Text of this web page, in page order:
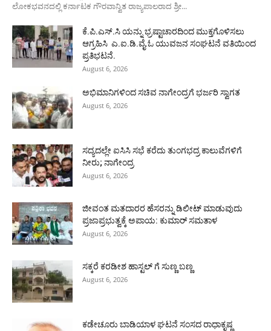
ಲೋಕಭವನದಲ್ಲಿ ಕರ್ನಾಟಕ ಗೌರವಾನ್ವಿತ ರಾಜ್ಯಪಾಲರಾದ ಶ್ರೀ...
ಕೆ.ಪಿ.ಎಸ್.ಸಿ ಯನ್ನು ಭ್ರಷ್ಟಾಚಾರದಿಂದ ಮುಕ್ತಗೊಳಿಸಲು
ಆಗ್ರಹಿಸಿ ಎ.ಐ.ಡಿ.ವೈ.ಓ ಯುವಜನ ಸಂಘಟನೆ ವತಿಯಿಂದ
ಪ್ರತಿಭಟನೆ.
August 6, 2026
ಅಭಿಮಾನಿಗಳಿಂದ ಸಚಿವ ನಾಗೇಂದ್ರಗೆ ಭರ್ಜರಿ ಸ್ವಾಗತ
August 6, 2026
ಸದ್ಯದಲ್ಲೇ ಐಸಿಸಿ ಸಭೆ ಕರೆದು ತುಂಗಭದ್ರ ಕಾಲುವೆಗಳಿಗೆ
ನೀರು; ನಾಗೇಂದ್ರ
August 6, 2026
ಜೀವಂತ ಮತದಾರರ ಹೆಸರನ್ನು ಡಿಲೀಟ್ ಮಾಡುವುದು
ಪ್ರಜಾಪ್ರಭುತ್ವಕ್ಕೆ ಅಪಾಯ: ಕುಮಾರ್ ಸಮತಾಳ
August 6, 2026
ಸಕ್ಕರೆ ಕರಡೀಶ ಹಾಸ್ಟಲ್ ಗೆ ಸುಣ್ಣ ಬಣ್ಣ
August 6, 2026
ಕಡೇಚೂರು ಬಾಡಿಯಾಳ ಘಟನೆ ಸಂಸದ ರಾಧಾಕೃಷ್ಣ